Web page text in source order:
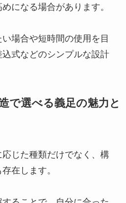
になる場合があります。
場合や短時間の使用を目
式などのシンプルな設計
で選べる義足の魅力と
じた種類だけでなく、構
在します。